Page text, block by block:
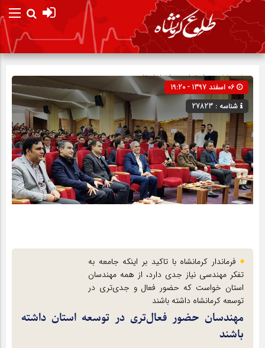
صفحه نخستاجتماعی»اخبار استان
شناسه : 27823
فرماندار کرمانشاه با تاکید بر اینکه جامعه به
تفکر مهندسی نیاز جدی دارد، از همه مهندسان
استان خواست که حضور فعال و جدی‌تری در
توسعه کرمانشاه داشته باشند
مهندسان حضور فعال‌تری در توسعه استان داشته
باشند